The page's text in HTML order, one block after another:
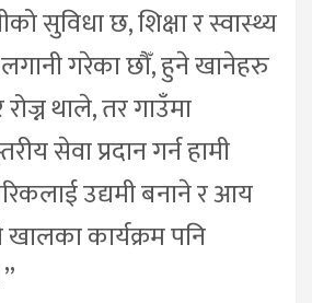
सुविधा छ, शिक्षा र स्वास्थ्य
लगानी गरेका छौँ, हुने खानेहरु
थाले, तर गाउँमा
सेवा प्रदान गर्न हामी
उद्यमी बनाने र आय
कार्यक्रम पनि